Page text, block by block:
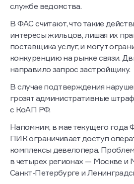
службе ведомства.
В ФАС считают, что такие
интересы жильцов, лишая их
поставщика услуг, и могут
конкуренцию на рынке связи.
направило запрос застройщику.
В случае подтверждения
грозят административные
с КоАП РФ.
Напомним, в мае текущего года
ПИК ограничивает доступ
комплексы девелопера.
в четырех регионах — Москве и
Санкт-Петербурге и